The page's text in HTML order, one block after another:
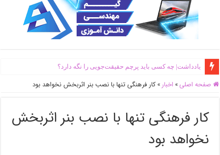
یادداشت| ‌چه کسی باید پرچم حقیقت‌جویی را نگه دارد؟
صفحه اصلی » اخبار » کار فرهنگی تنها با نصب بنر اثربخش نخواهد بود
کار فرهنگی تنها با نصب بنر اثربخش
نخواهد بود